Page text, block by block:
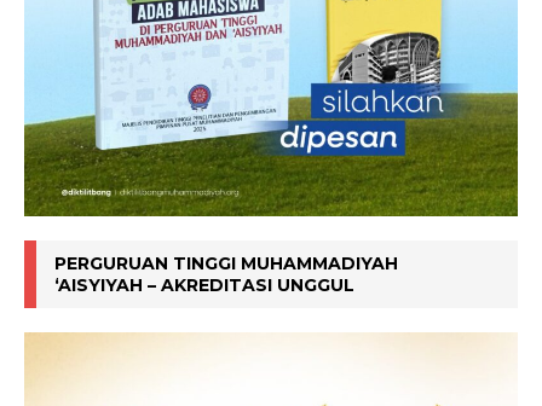
PERGURUAN TINGGI MUHAMMADIYAH
‘AISYIYAH – AKREDITASI UNGGUL